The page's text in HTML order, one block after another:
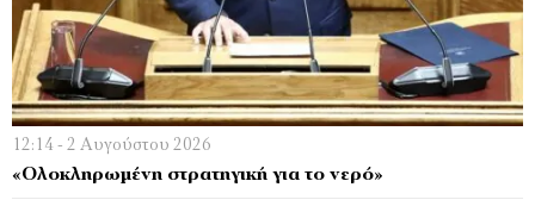
12:14 - 2 Αυγούστου 2026
«Ολοκληρωμένη στρατηγική για το νερό»